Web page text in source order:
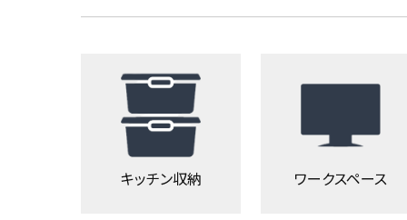
キッチン収納 ワークスペース